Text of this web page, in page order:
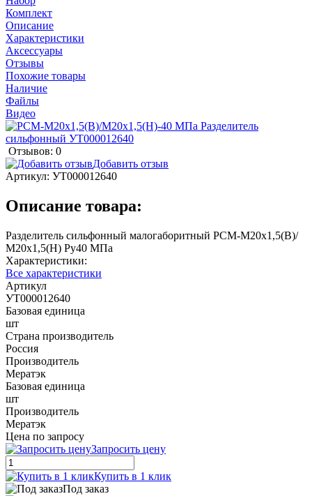
Комплект
Описание
Характеристики
Аксессуары
Отзывы
Похожие товары
Наличие
Файлы
Видео
Отзывов: 0
Добавить отзыв
Артикул: УТ000012640
Описание товара:
Разделитель сильфонный малогаборитный РСМ-М20х1,5(В)/
М20х1,5(Н) Ру40 МПа
Характеристики:
Все характеристики
Артикул
УТ000012640
Базовая единица
шт
Страна производитель
Россия
Производитель
Мератэк
Базовая единица
шт
Производитель
Мератэк
Цена по запросу
Запросить цену
Купить в 1 клик
Под заказ